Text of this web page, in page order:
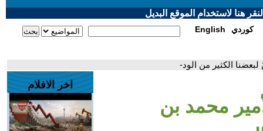
هنا لاستخدام الموقع البديل
English كوردي
الكثير من الود-
محمد بن
اخر الافلام